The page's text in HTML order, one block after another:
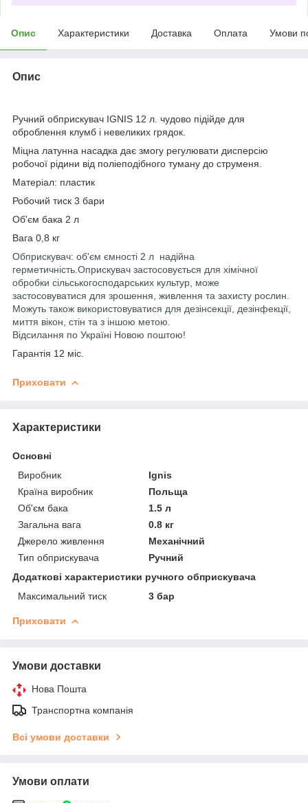
Опис Характеристики Доставка Оплата Умови
Опис
Ручний обприскувач IGNIS 12 л. чудово підійде для
оброблення клумб і невеликих грядок.
Міцна латунна насадка дає змогу регулювати дисперсію
робочої рідини від поліеподібного туману до струменя.
Матеріал: пластик
Робочий тиск 3 бари
Об'єм бака 2 л
Вага 0,8 кг
Обприскувач: об'єм ємності 2 л надійна
герметичність.Оприскувач застосовується для хімічної
обробки сільськогосподарських культур, може
застосовуватися для зрошення, живлення та захисту рослин.
Можуть також використовуватися для дезінсекції, дезінфекції,
миття вікон, стін та з іншою метою.
Відсилання по Україні Новою поштою!
Гарантія 12 міс.
Приховати
Характеристики
Основні
Виробник
Ignis
Країна виробник
Польща
Об'єм бака
1.5 л
Загальна вага
0.8 кг
Джерело живлення
Механічний
Тип обприскувача
Ручний
Додаткові характеристики ручного обприскувача
Максимальний тиск
3 бар
Приховати
Умови доставки
Нова Пошта
Транспортна компанія
Всі умови доставки
Умови оплати